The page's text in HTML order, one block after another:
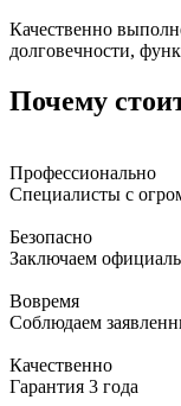
Качественно
долговечности,
Почему
Профессионально
Специалисты с
Безопасно
Заключаем
Вовремя
Соблюдаем
Качественно
Гарантия 3 года